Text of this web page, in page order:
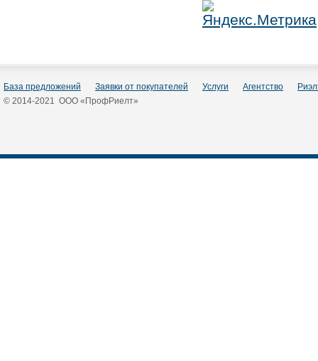
База предложений Заявки от покупателей Услуги Агентство
© 2014-2021 ООО «ПрофРиелт»